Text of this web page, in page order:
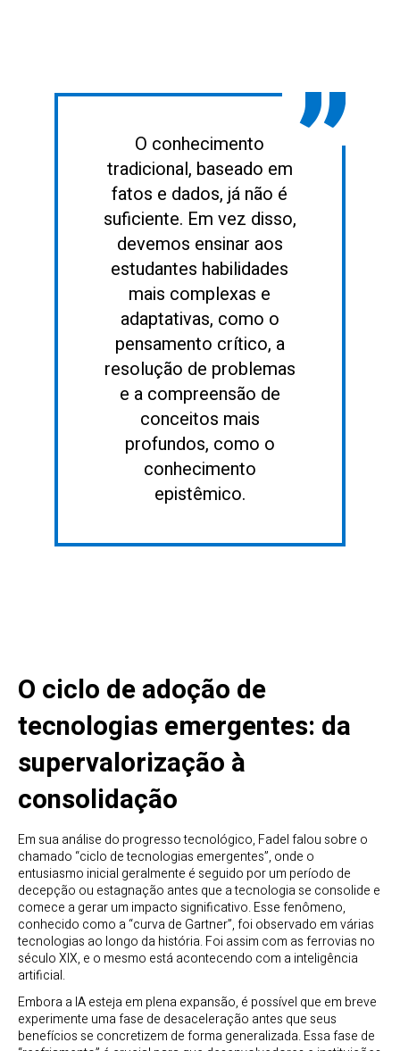
O conhecimento
tradicional, baseado em
fatos e dados, já não é
suficiente. Em vez disso,
devemos ensinar aos
estudantes habilidades
mais complexas e
adaptativas, como o
pensamento crítico, a
resolução de problemas
e a compreensão de
conceitos mais
profundos, como o
conhecimento
epistêmico.
O ciclo de adoção de
tecnologias emergentes: da
supervalorização à
consolidação
Em sua análise do progresso tecnológico, Fadel falou sobre o
chamado “ciclo de tecnologias emergentes”, onde o
entusiasmo inicial geralmente é seguido por um período de
decepção ou estagnação antes que a tecnologia se consolide e
comece a gerar um impacto significativo. Esse fenômeno,
conhecido como a “curva de Gartner”, foi observado em várias
tecnologias ao longo da história. Foi assim com as ferrovias no
século XIX, e o mesmo está acontecendo com a inteligência
artificial.
Embora a IA esteja em plena expansão, é possível que em breve
experimente uma fase de desaceleração antes que seus
benefícios se concretizem de forma generalizada. Essa fase de